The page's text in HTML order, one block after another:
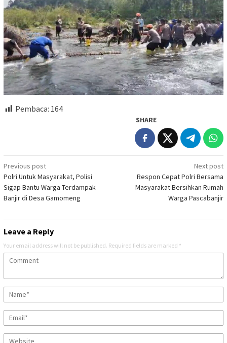
Pembaca: 164
SHARE
Post
navigation
Previous post
Polri Untuk Masyarakat, Polisi
Sigap Bantu Warga Terdampak
Banjir di Desa Gamomeng
Next post
Respon Cepat Polri Bersama
Masyarakat Bersihkan Rumah
Warga Pascabanjir
Leave a Reply
Your email address will not be published. Required fields are marked *